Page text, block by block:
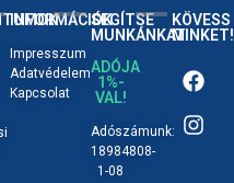
INFORMÁCIÓK
Impresszum
Adatvédelem
Kapcsolat
SEGÍTSE
MUNKÁNKAT
ADÓJA
1%-
VAL!
Adószámunk:
18984808-
1-08
KÖVESS
MINKET!